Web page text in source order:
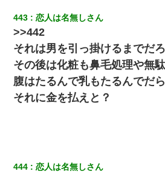
小学生の妹が20代の弟とチューしてる
見てから実家を出た。それから15年、妹
くもう堕胎できない月なんだと母から
アパートのドアに『ハンザイ者！この人
張り紙が！大家「面倒はごめんだよ」
見回りで犯人が捕まったが、それが…
医者「糖尿病で余命1年です」 ワイ「知
食べる量増やすわｗ」→結果ｗｗｗｗｗ
443 恋人は名無しさん
>>442
それは男を引っ掛けるまでだろ
その後は化粧も鼻毛処理や無
腹はたるんで乳もたるんでだ
それに金を払えと？
444 恋人は名無しさん